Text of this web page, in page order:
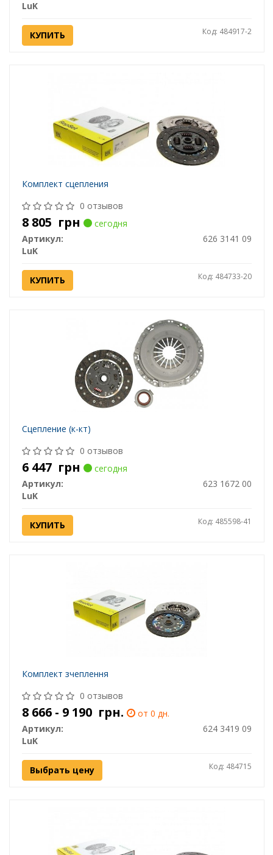
LuK
КУПИТЬ Код: 484917-2
Комплект сцепления
0 отзывов
8 805 грн
сегодня
Артикул:
626 3141 09
LuK
КУПИТЬ Код: 484733-20
Сцепление (к-кт)
0 отзывов
6 447 грн
сегодня
Артикул:
623 1672 00
LuK
КУПИТЬ Код: 485598-41
Комплект зчеплення
0 отзывов
8 666 - 9 190 грн.
от 0 дн.
Артикул:
624 3419 09
LuK
Выбрать цену Код: 484715